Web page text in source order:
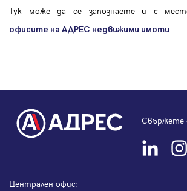
Тук може да се запознаете и с
офисите на АДРЕС недвижими имоти
Свържете
Централен офис: